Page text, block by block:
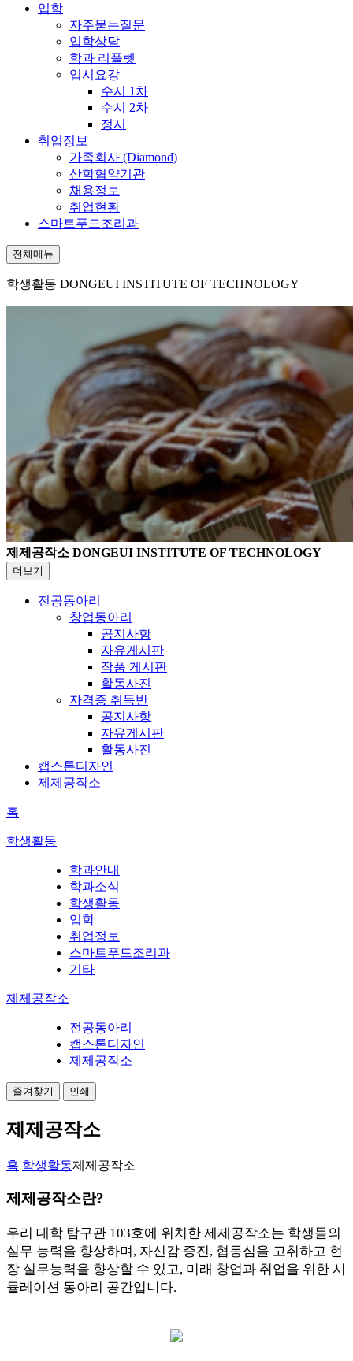
입학
자주묻는질문
입학상담
학과 리플렛
입시요강
수시 1차
수시 2차
정시
취업정보
가족회사 (Diamond)
산학협약기관
채용정보
취업현황
스마트푸드조리과
전체메뉴
학생활동 DONGEUI INSTITUTE OF TECHNOLOGY
제제공작소 DONGEUI INSTITUTE OF TECHNOLOGY
더보기
전공동아리
창업동아리
공지사항
자유게시판
작품 게시판
활동사진
자격증 취득반
공지사항
자유게시판
활동사진
캡스톤디자인
제제공작소
홈
학생활동
학과안내
학과소식
학생활동
입학
취업정보
스마트푸드조리과
기타
제제공작소
전공동아리
캡스톤디자인
제제공작소
즐겨찾기 인쇄
제제공작소
홈 학생활동제제공작소
제제공작소란?
우리 대학 탐구관 103호에 위치한 제제공작소는 학생들의
실무 능력을 향상하며, 자신감 증진, 협동심을 고취하고 현
장 실무능력을 향상할 수 있고, 미래 창업과 취업을 위한 시
뮬레이션 동아리 공간입니다.